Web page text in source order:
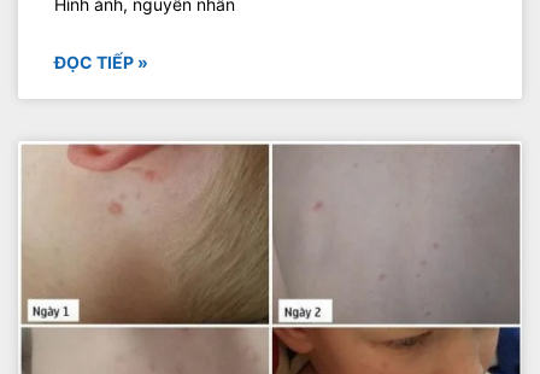
Hình ảnh, nguyên nhân
ĐỌC TIẾP »